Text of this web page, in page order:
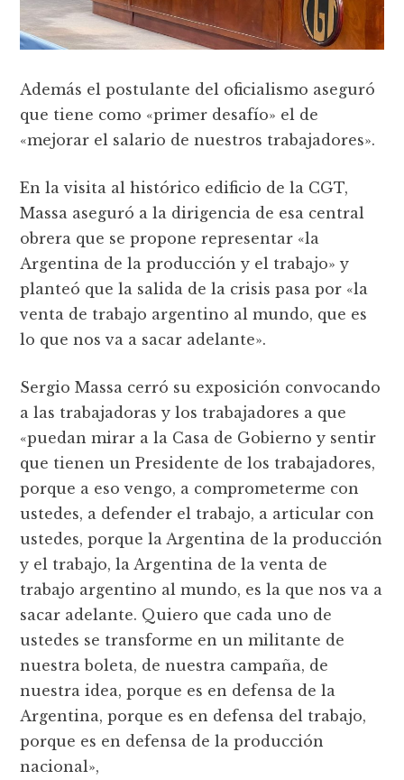
Además el postulante del oficialismo aseguró
que tiene como «primer desafío» el de
«mejorar el salario de nuestros trabajadores».
En la visita al histórico edificio de la CGT,
Massa aseguró a la dirigencia de esa central
obrera que se propone representar «la
Argentina de la producción y el trabajo» y
planteó que la salida de la crisis pasa por «la
venta de trabajo argentino al mundo, que es
lo que nos va a sacar adelante».
Sergio Massa cerró su exposición convocando
a las trabajadoras y los trabajadores a que
«puedan mirar a la Casa de Gobierno y sentir
que tienen un Presidente de los trabajadores,
porque a eso vengo, a comprometerme con
ustedes, a defender el trabajo, a articular con
ustedes, porque la Argentina de la producción
y el trabajo, la Argentina de la venta de
trabajo argentino al mundo, es la que nos va a
sacar adelante. Quiero que cada uno de
ustedes se transforme en un militante de
nuestra boleta, de nuestra campaña, de
nuestra idea, porque es en defensa de la
Argentina, porque es en defensa del trabajo,
porque es en defensa de la producción
nacional»,